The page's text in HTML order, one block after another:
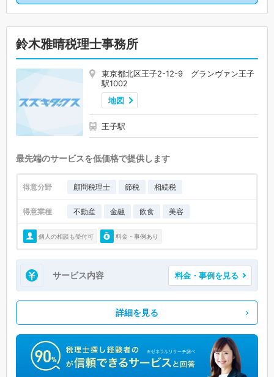
鈴木雅晴税理士事務所
東京都北区王子2-12-9 グランヴァン王子
駅1002
地図
王子駅
最先端のサービスを低価格で提供します
得意分野 顧問税理士 節税 相続税
得意業種 不動産 金融 飲食 美容
個人の相談も受付可 料金・事例あり
サービス内容 料金・事例を見る
詳細を見る